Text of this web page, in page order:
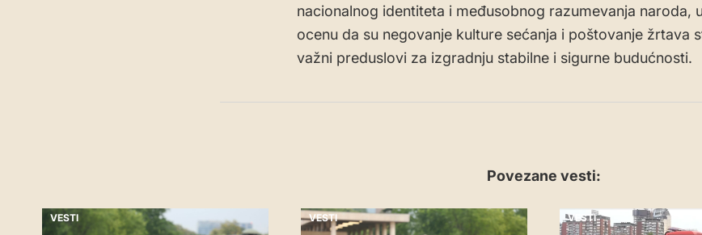
nacionalnog identiteta i međusobnog razumevanja naroda,
ocenu da su negovanje kulture sećanja i poštovanje žrtava
važni preduslovi za izgradnju stabilne i sigurne budućnosti.
Povezane vesti:
VESTI VESTI VESTI